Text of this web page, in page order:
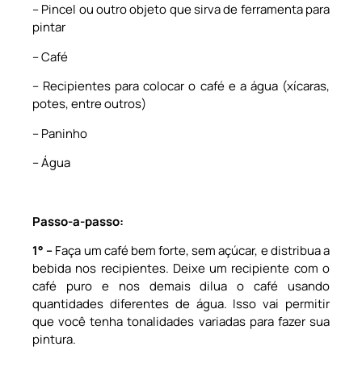
– Pincel ou outro objeto que sirva de ferramenta para
pintar
– Café
– Recipientes para colocar o café e a água (xícaras,
potes, entre outros)
– Paninho
– Água
Passo-a-passo:
1° –Faça um café bem forte, sem açúcar, e distribua a
bebida nos recipientes. Deixe um recipiente com o
café puro e nos demais dilua o café usando
quantidades diferentes de água. Isso vai permitir
que você tenha tonalidades variadas para fazer sua
pintura.